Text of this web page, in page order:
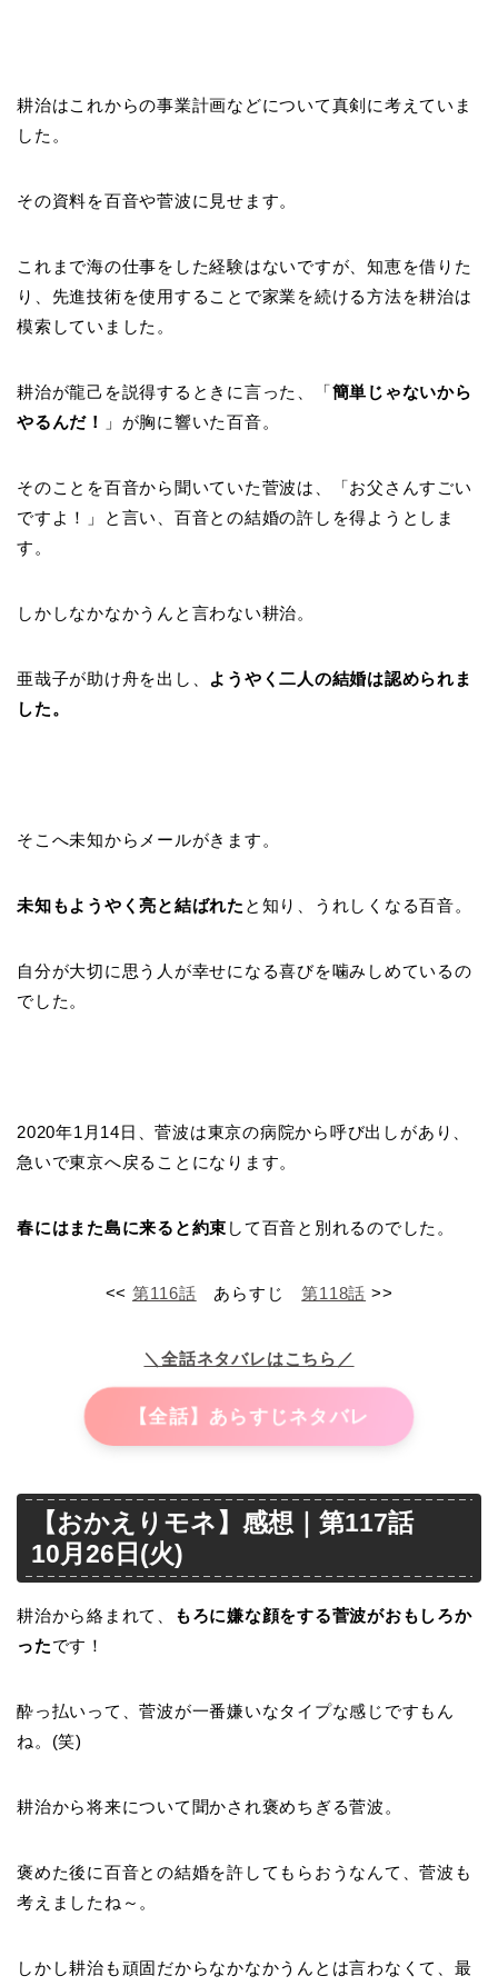
耕治はこれからの事業計画などについて真剣に考えていま
した。
その資料を百音や菅波に見せます。
これまで海の仕事をした経験はないですが、知恵を借りた
り、先進技術を使用することで家業を続ける方法を耕治は
模索していました。
耕治が龍己を説得するときに言った、「簡単じゃないから
やるんだ！
」が胸に響いた百音。
そのことを百音から聞いていた菅波は、「お父さんすごい
ですよ！」と言い、百音との結婚の許しを得ようとしま
す。
しかしなかなかうんと言わない耕治。
亜哉子が助け舟を出し、 ようやく二人の結婚は認められま
した。
そこへ未知からメールがきます。
未知もようやく亮と結ばれた と知り、うれしくなる百音。
自分が大切に思う人が幸せになる喜びを噛みしめているの
でした。
2020年1月14日、菅波は東京の病院から呼び出しがあり、
急いで東京へ戻ることになります。
春にはまた島に来ると約束 して百音と別れるのでした。
<< 第116話 あらすじ第118話 >>
＼全話ネタバレはこちら／
【全話】あらすじネタバレ
【おかえりモネ】感想｜第117話
10月26日(火)
耕治から絡まれて、
もろに嫌な顔をする菅波がおもしろか
ったです！
酔っ払いって、菅波が一番嫌いなタイプな感じですもん
ね。(笑)
耕治から将来について聞かされ褒めちぎる菅波。
褒めた後に百音との結婚を許してもらおうなんて、菅波も
考えましたね～。
しかし耕治も頑固だからなかなかうんとは言わなくて、最